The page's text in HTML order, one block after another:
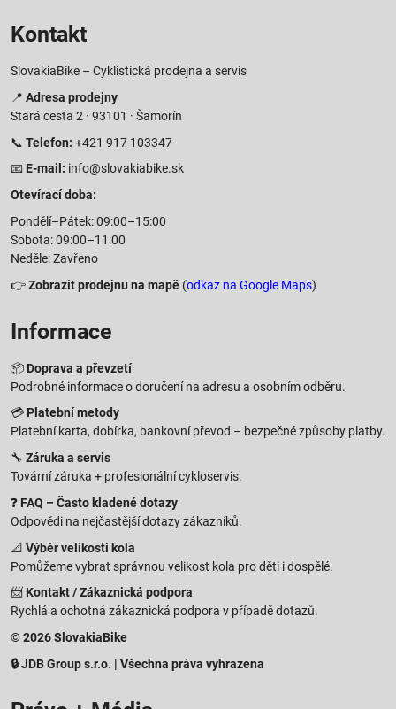
Kontakt
SlovakiaBike – Cyklistická prodejna a servis
📍 Adresa prodejny
Stará cesta 2 · 93101 · Šamorín
📞 Telefon: +421 917 103347
📧 E-mail: info@slovakiabike.sk
Otevírací doba:
Pondělí–Pátek: 09:00–15:00
Sobota: 09:00–11:00
Neděle: Zavřeno
👉Zobrazit prodejnu na mapě (odkaz na Google Maps)
Informace
📦 Doprava a převzetí
Podrobné informace o doručení na adresu a osobním odběru.
💳 Platební metody
Platební karta, dobírka, bankovní převod – bezpečné způsoby platby.
🔧 Záruka a servis
Tovární záruka + profesionální cykloservis.
❓ FAQ – Často kladené dotazy
Odpovědi na nejčastější dotazy zákazníků.
📐 Výběr velikosti kola
Pomůžeme vybrat správnou velikost kola pro děti i dospělé.
📨 Kontakt / Zákaznická podpora
Rychlá a ochotná zákaznická podpora v případě dotazů.
© 2026 SlovakiaBike
🔒 JDB Group s.r.o. | Všechna práva vyhrazena